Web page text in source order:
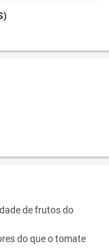
de frutos do
do que o tomate